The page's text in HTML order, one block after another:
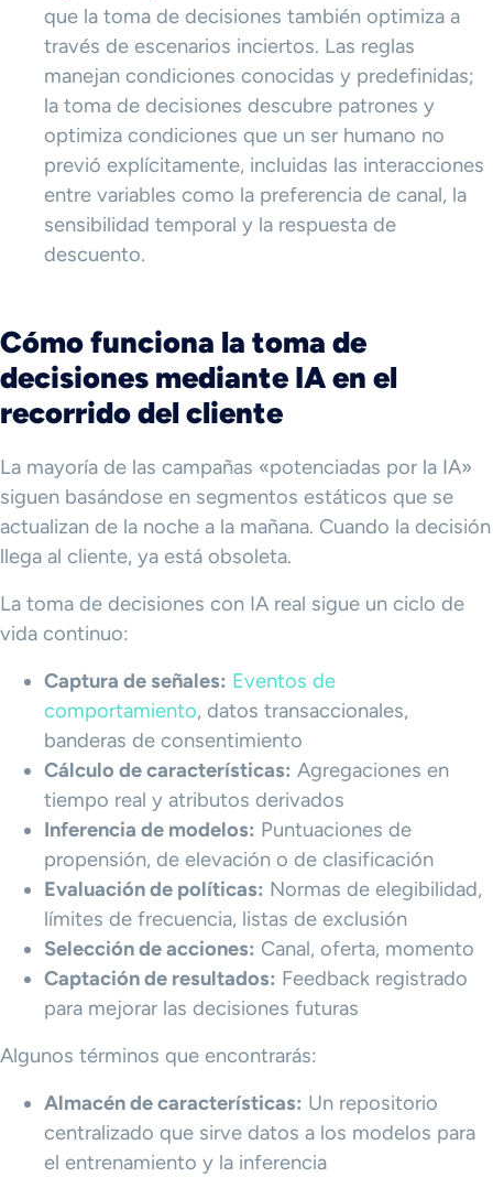
que la toma de decisiones también optimiza a
través de escenarios inciertos. Las reglas
manejan condiciones conocidas y predefinidas;
la toma de decisiones descubre patrones y
optimiza condiciones que un ser humano no
previó explícitamente, incluidas las interacciones
entre variables como la preferencia de canal, la
sensibilidad temporal y la respuesta de
descuento.
Cómo funciona la toma de
decisiones mediante IA en el
recorrido del cliente
La mayoría de las campañas «potenciadas por la IA»
siguen basándose en segmentos estáticos que se
actualizan de la noche a la mañana. Cuando la decisión
llega al cliente, ya está obsoleta.
La toma de decisiones con IA real sigue un ciclo de
vida continuo:
Captura de señales: Eventos de
comportamiento, datos transaccionales,
banderas de consentimiento
Cálculo de características: Agregaciones en
tiempo real y atributos derivados
Inferencia de modelos: Puntuaciones de
propensión, de elevación o de clasificación
Evaluación de políticas: Normas de elegibilidad,
límites de frecuencia, listas de exclusión
Selección de acciones: Canal, oferta, momento
Captación de resultados: Feedback registrado
para mejorar las decisiones futuras
Algunos términos que encontrarás:
Almacén de características: Un repositorio
centralizado que sirve datos a los modelos para
el entrenamiento y la inferencia